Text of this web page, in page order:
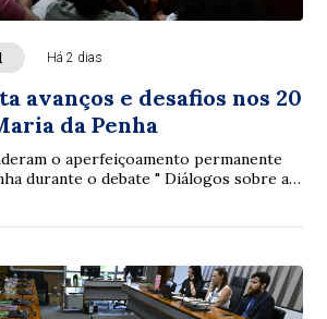
Há 2 dias
avanços e desafios nos 20
da Penha
o aperfeiçoamento permanente
durante o debate " Diálogos sobre a